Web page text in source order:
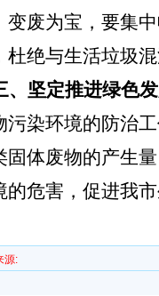
变废为宝，要集
杜绝与生活垃圾
、坚定推进绿色
污染环境的防治
固体废物的产生
的危害，促进我
源: